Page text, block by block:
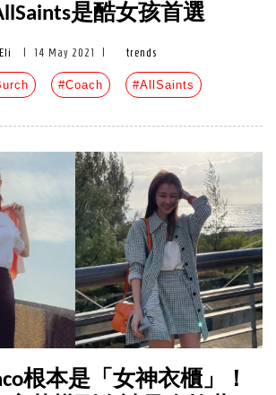
是酷女孩首選
Eli 14 May 2021 trends
#Coach #AllSaints
根本是「女神衣櫃」！